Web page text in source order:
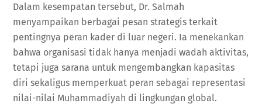
Dalam kesempatan tersebut, Dr. Salmah
menyampaikan berbagai pesan strategis terkait
pentingnya peran kader di luar negeri. Ia menekankan
bahwa organisasi tidak hanya menjadi wadah aktivitas,
tetapi juga sarana untuk mengembangkan kapasitas
diri sekaligus memperkuat peran sebagai representasi
nilai-nilai Muhammadiyah di lingkungan global.